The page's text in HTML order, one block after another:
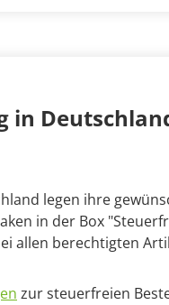
legen ihre
in der Box
allen berechtigten
zur steuerfreien